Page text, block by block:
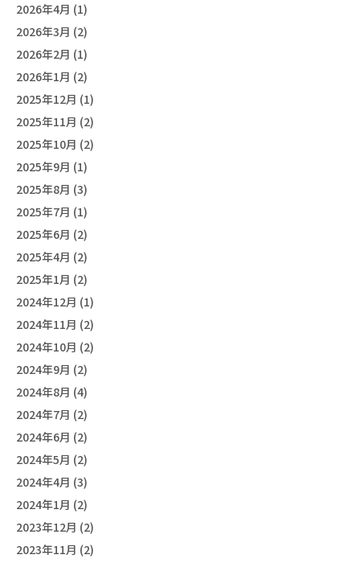
2026年4月 (1)
2026年3月 (2)
2026年2月 (1)
2026年1月 (2)
2025年12月 (1)
2025年11月 (2)
2025年10月 (2)
2025年9月 (1)
2025年8月 (3)
2025年7月 (1)
2025年6月 (2)
2025年4月 (2)
2025年1月 (2)
2024年12月 (1)
2024年11月 (2)
2024年10月 (2)
2024年9月 (2)
2024年8月 (4)
2024年7月 (2)
2024年6月 (2)
2024年5月 (2)
2024年4月 (3)
2024年1月 (2)
2023年12月 (2)
2023年11月 (2)